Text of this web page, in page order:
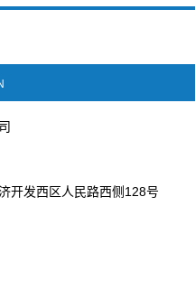
开发西区人民路西侧128号